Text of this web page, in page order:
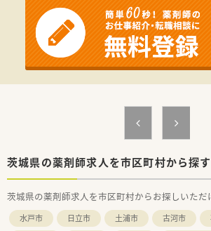
■会社の成長と共に、退職金などの制度設
ていただける方を求めています。
【法人特徴について】
■MBAを取得した30代の代表が率いる、平
くて勢いのある成長中の企業です。
■特定の店舗に籍を置くのではなく、法
■業務効率を最優先に考え、スタッフの動
な店舗設計が特徴となっています。
■正社員の場合、年収600万円に加えて経
インセンティブが支給されます。
軟に相談することが可能です。
■成果を出すことで給与が向上する仕組
って働くことができる環境です。
茨城県の薬剤師求人を市区町村から探す
茨城県の薬剤師求人を市区町村からお探しいただ
水戸市 日立市 土浦市 古河市